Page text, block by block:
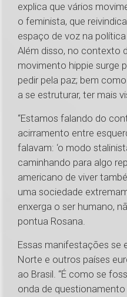
explica que vários
o feminista, que
espaço de voz na
Além disso, no contexto
movimento hippie surge
pedir pela paz; bem
a se estruturar, ter mais
“Estamos falando do
acirramento entre
falavam: ‘o modo
caminhando para algo
americano de viver
uma sociedade
enxerga o ser humano,
pontua Rosana.
Essas manifestações se
Norte e outros países
ao Brasil. “É como se
onda de